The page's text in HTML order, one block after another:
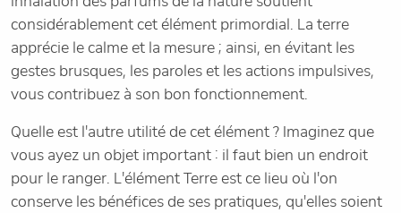
considérablement cet élément primordial. La terre
apprécie le calme et la mesure ; ainsi, en évitant les
gestes brusques, les paroles et les actions impulsives,
vous contribuez à son bon fonctionnement.
Quelle est l'autre utilité de cet élément ? Imaginez que
vous ayez un objet important : il faut bien un endroit
pour le ranger. L'élément Terre est ce lieu où l'on
conserve les bénéfices de ses pratiques, qu'elles soient